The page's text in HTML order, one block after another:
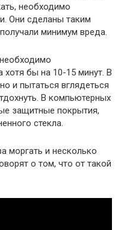
необходимо
Они сделаны таким
минимум вреда.
хотя бы на 10-15 минут. В
и пытаться вглядеться
В компьютерных
защитные покрытия,
стекла.
моргать и несколько
о том, что от такой